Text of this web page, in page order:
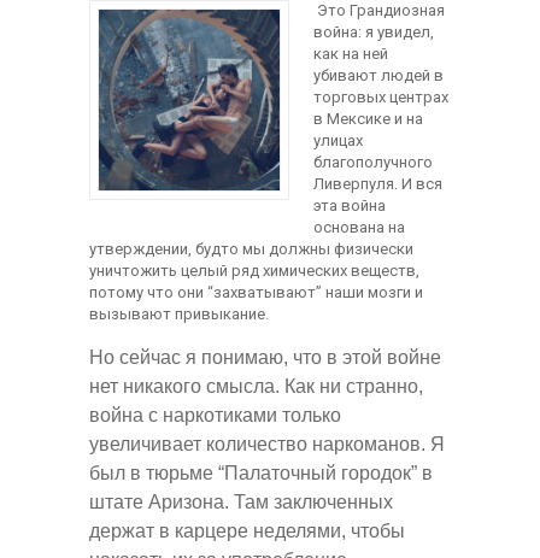
Это Грандиозная
война: я увидел,
как на ней
убивают людей в
торговых центрах
в Мексике и на
улицах
благополучного
Ливерпуля. И вся
эта война
основана на
утверждении, будто мы должны физически
уничтожить целый ряд химических веществ,
потому что они “захватывают” наши мозги и
вызывают привыкание.
Но сейчас я понимаю, что в этой войне
нет никакого смысла. Как ни странно,
война с наркотиками только
увеличивает количество наркоманов. Я
был в тюрьме “Палаточный городок” в
штате Аризона. Там заключенных
держат в карцере неделями, чтобы